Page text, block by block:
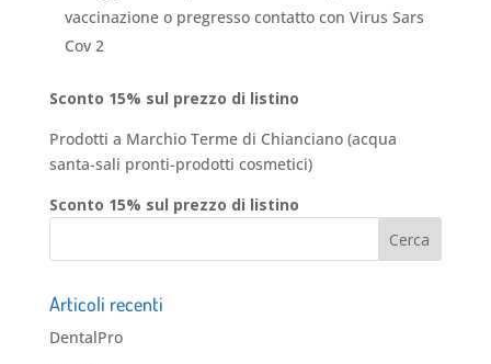
vaccinazione o pregresso contatto con Virus Sars
Cov 2
Sconto 15% sul prezzo di listino
Prodotti a Marchio Terme di Chianciano (acqua
santa-sali pronti-prodotti cosmetici)
Sconto 15% sul prezzo di listino
Articoli recenti
DentalPro